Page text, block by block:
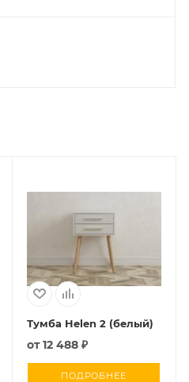
Тумба Helen 2 (белый)
от12 488 ₽
ПОДРОБНЕЕ